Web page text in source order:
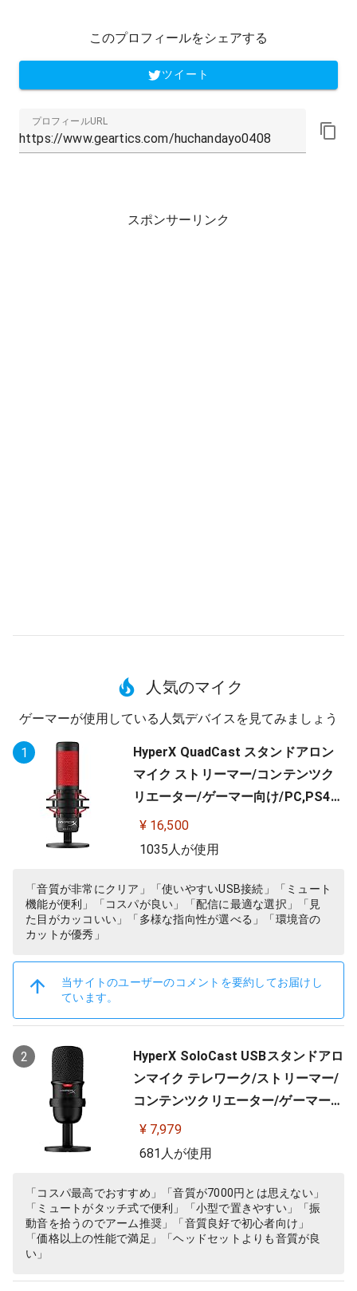
このプロフィールをシェアする
ツイート
プロフィールURL
スポンサーリンク
人気のマイク
ゲーマーが使用している人気デバイスを見てみましょう
1
HyperX QuadCast スタンドアロン
マイク ストリーマー/コンテンツク
リエーター/ゲーマー向け/PC,PS4使
用可能 2年保証 HX-MICQC-BK ( 4P5
P6AA )
¥ 16,500
1035人が使用
「音質が非常にクリア」「使いやすいUSB接続」「ミュート
機能が便利」「コスパが良い」「配信に最適な選択」「見
た目がカッコいい」「多様な指向性が選べる」「環境音の
カットが優秀」
当サイトのユーザーのコメントを要約してお届けし
ています。
2
HyperX SoloCast USBスタンドアロ
ンマイク テレワーク/ストリーマー/
コンテンツクリエーター/ゲーマー向
け/PC,PS4,PS5使用可能 メーカー 2
年保証 HMIS1X-XX-BK/G ( 4P5P8A
¥ 7,979
681人が使用
「コスパ最高でおすすめ」「音質が7000円とは思えない」
「ミュートがタッチ式で便利」「小型で置きやすい」「振
動音を拾うのでアーム推奨」「音質良好で初心者向け」
「価格以上の性能で満足」「ヘッドセットよりも音質が良
い」